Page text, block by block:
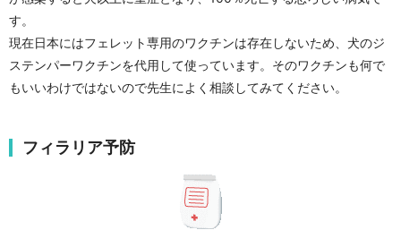
す。
現在日本にはフェレット専用のワクチンは存在しないため、犬のジ
ステンパーワクチンを代用して使っています。そのワクチンも何で
もいいわけではないので先生によく相談してみてください。
フィラリア予防